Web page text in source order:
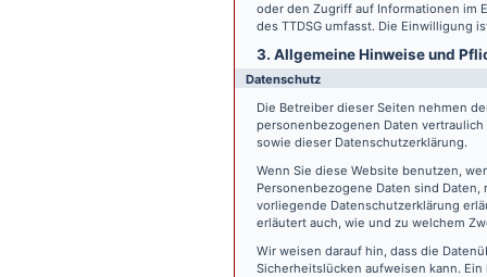
oder den Zugriff auf Informationen im
des TTDSG umfasst. Die Einwilligung
3. Allgemeine Hinweise und
Datenschutz
Die Betreiber dieser Seiten nehmen
personenbezogenen Daten
sowie dieser Datenschutzerklärung.
Wenn Sie diese Website benutzen,
Personenbezogene Daten sind
vorliegende Datenschutzerklärung
erläutert auch, wie und zu welchem
Wir weisen darauf hin, dass die
Sicherheitslücken aufweisen kann.